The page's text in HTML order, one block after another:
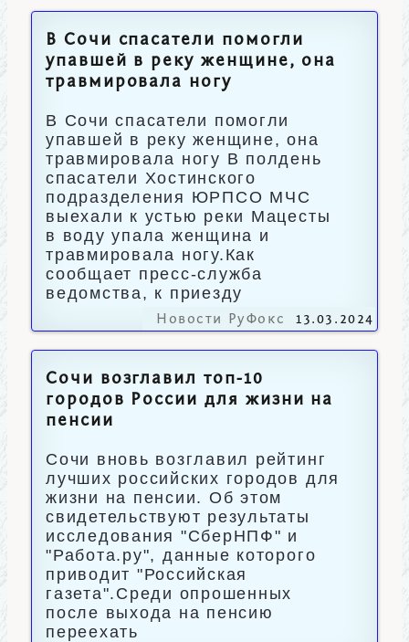
В Сочи спасатели помогли
упавшей в реку женщине, она
травмировала ногу
В Сочи спасатели помогли
упавшей в реку женщине, она
травмировала ногу В полдень
спасатели Хостинского
подразделения ЮРПСО МЧС
выехали к устью реки Мацесты
в воду упала женщина и
травмировала ногу.Как
сообщает пресс-служба
ведомства, к приезду
Новости РуФокс 13.03.2024
Сочи возглавил топ-10
городов России для жизни на
пенсии
Сочи вновь возглавил рейтинг
лучших российских городов для
жизни на пенсии. Об этом
свидетельствуют результаты
исследования "СберНПФ" и
"Работа.ру", данные которого
приводит "Российская
газета".Среди опрошенных
после выхода на пенсию
переехать